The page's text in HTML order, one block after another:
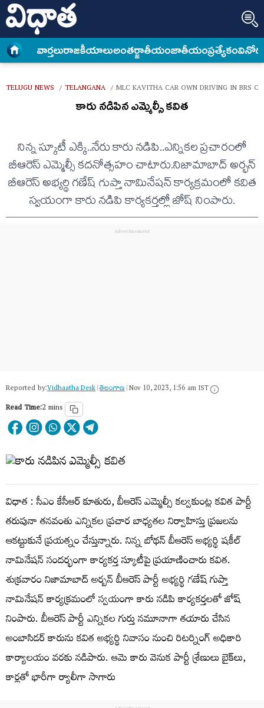
వార్త‌లురాజకీయాలుఅంత‌ర్జాతీయంజాతీయంప్రత్యేకం
TELUGU NEWS / TELANGANA / MLC KAVITHA CAR OWN DRIVING IN BRS
కారు నడిపిన ఎమ్మెల్సీ కవిత
నిన్న స్కూటీ ఎక్కి..నేరు కారు నడిపి..ఎన్నికల ప్రచారంలో
బీఆరెస్‌ ఎమ్మెల్సీ కదనోత్సహం చాటారు.నిజామాబాద్‌ అర్భన్‌
బీఆరెస్‌ అభ్యర్థి గణేష్‌ గుప్తా నామినేషన్‌ కార్యక్రమంలో కవిత
స్వయంగా కారు నడిపి కార్యకర్తల్లో జోష్‌ నింపారు.
Reported by:Vidhaatha Desk|తెలంగాణ‌|Nov 10, 2023, 1:56 am IST
Read Time:2 mins
విధాత : సీఎం కేసీఆర్ కూతురు, బీఆరెస్ ఎమ్మెల్సీ కల్వకుంట్ల కవిత పార్టీ
తరుపునా తనవంతు ఎన్నికల ప్రచార బాధ్యతల నిర్వాహిస్తు ప్రజలను
ఆకట్టుకునే ప్రయత్నం చేస్తున్నారు. నిన్న బోథన్ బీఆరెస్ అభ్యర్థి షకీల్
నామినేషన్ సందర్భంగా కార్యకర్త స్కూటీపై ప్రయాణించారు కవిత.
శుక్రవారం నిజామాబాద్ అర్బన్ బీఆరెస్‌ పార్టీ అభ్యర్థి గణేష్ గుప్తా
నామినేషన్ కార్యక్రమంలో స్వయంగా కారు నడిపి కార్యకర్తలతో జోష్
నింపారు. బీఆరెస్ పార్టీ ఎన్నికల గుర్తు నమూనాగా తయారు చేసిన
అంబాసిడర్ కారును కవిత అభ్యర్థి నివాసం నుంచి రిటర్నింగ్ అధికారి
కార్యాలయం వరకు నడిపారు. ఆమె కారు వెనుక పార్టీ శ్రేణులు బైక్‌లు,
కార్లతో భారీగా ర్యాలీగా సాగారు